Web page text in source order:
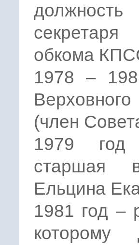
секретаря
обкома
1978 –
(член
1979 год
старшая
Ельцина
1981 год –